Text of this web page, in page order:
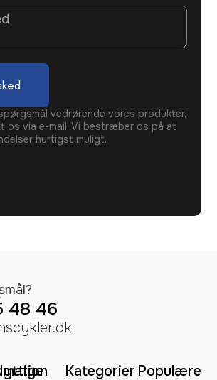
vedrørende vores produkter,
os via e-mail. Vi bestræber os på at
hurtigst muligt.
48 46
Kategorier Populære